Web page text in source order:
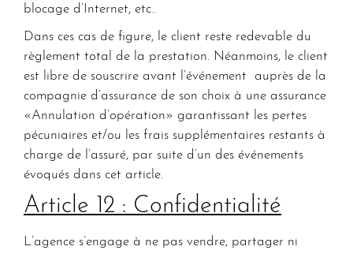
blocage d’Internet, etc..
Dans ces cas de figure, le client reste redevable du
règlement total de la prestation. Néanmoins, le client
est libre de souscrire avant l’événement auprès de la
compagnie d’assurance de son choix à une assurance
«Annulation d’opération» garantissant les pertes
pécuniaires et/ou les frais supplémentaires restants à
charge de l’assuré, par suite d’un des événements
évoqués dans cet article.
Article 12 : Confidentialité
L’agence s’engage à ne pas vendre, partager ni